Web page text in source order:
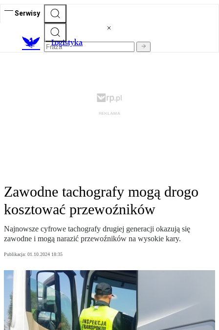
Serwisy
Logistyka
Zawodne tachografy mogą drogo
kosztować przewoźników
Najnowsze cyfrowe tachografy drugiej generacji okazują się
zawodne i mogą narazić przewoźników na wysokie kary.
Publikacja: 01.10.2024 18:35